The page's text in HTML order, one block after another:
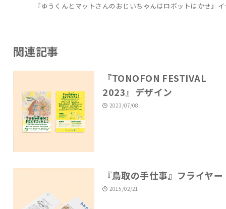
『ゆうくんとマットさんのおじいちゃんはロボットはかせ』
関連記事
『TONOFON FESTIVAL
2023』デザイン
2023/07/08
『鳥取の手仕事』フライヤー
2015/02/21